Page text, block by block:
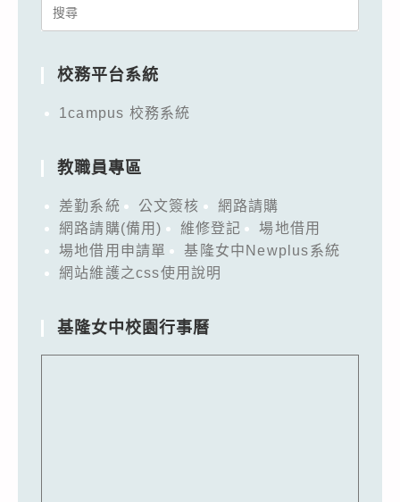
Search
校務平台系統
1campus 校務系統
教職員專區
差勤系統 公文簽核
網路請購
網路請購(備用)
維修登記
場地借用
場地借用申請單
基隆女中Newplus系統
網站維護之css使用說明
基隆女中校園行事曆